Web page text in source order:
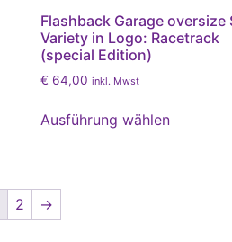
Flashback Garage oversize
Variety in Logo: Racetrack
(special Edition)
€ 64,00 inkl. Mwst
Ausführung wählen
2 →